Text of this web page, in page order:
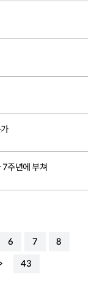
7주년에 부쳐
6 7 8
43